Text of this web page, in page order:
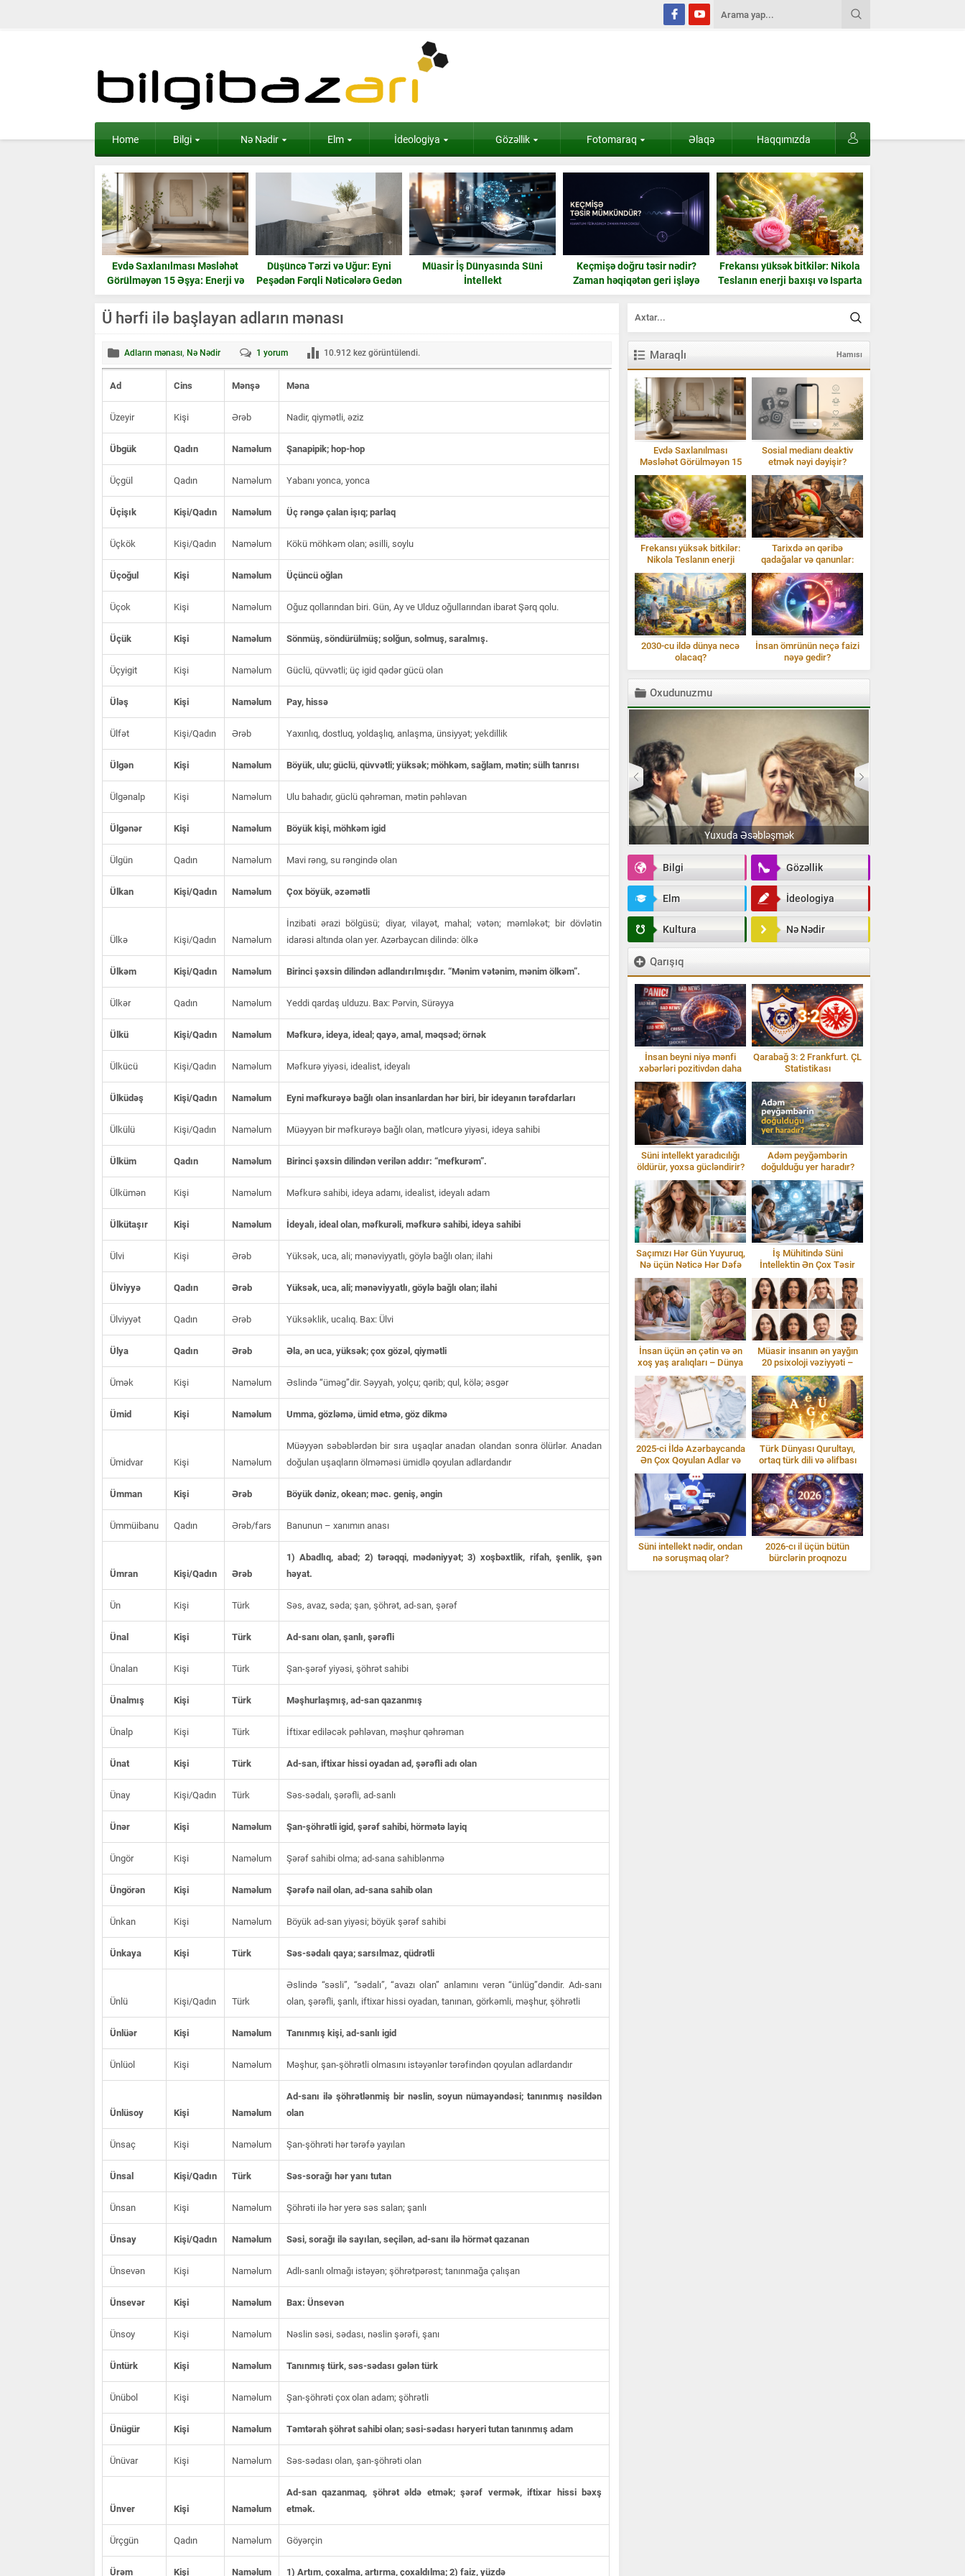
Home Bilgi Nə Nədir Elm İdeologiya Gözəllik Fotomaraq Əlaqə Haqqımızda
Evdə Saxlanılması Məsləhət
Görülməyən 15 Əşya: Enerji və
Düşüncə Tərzi və Uğur: Eyni
Peşədən Fərqli Nəticələrə Gedən
Müasir İş Dünyasında Süni
İntellekt
Keçmişə doğru təsir nədir?
Zaman həqiqətən geri işləyə
Frekansı yüksək bitkilər: Nikola
Teslanın enerji baxışı və Isparta
Ü hərfi ilə başlayan adların mənası
Adların mənası, Nə Nədir 1 yorum 10.912 kez görüntülendi.
Ad Cins Mənşə Məna
Üzeyir Kişi Ərəb Nadir, qiymətli, əziz
Übgük Qadın Naməlum Şanapipik; hop-hop
Üçgül Qadın Naməlum Yabanı yonca, yonca
Üçişık Kişi/Qadın Naməlum Üç rəngə çalan işıq; parlaq
Üçkök Kişi/Qadın Naməlum Kökü möhkəm olan; əsilli, soylu
Üçoğul Kişi Naməlum Üçüncü oğlan
Üçok Kişi Naməlum Oğuz qollarından biri. Gün, Ay ve Ulduz oğullarından ibarət Şərq qolu.
Üçük Kişi Naməlum Sönmüş, söndürülmüş; solğun, solmuş, saralmış.
Üçyigit Kişi Naməlum Güclü, qüvvətli; üç igid qədər gücü olan
Üləş Kişi Naməlum Pay, hissə
Ülfət Kişi/Qadın Ərəb Yaxınlıq, dostluq, yoldaşlıq, anlaşma, ünsiyyət; yekdillik
Ülgən Kişi Naməlum Böyük, ulu; güclü, qüvvətli; yüksək; möhkəm, sağlam, mətin; sülh tanrısı
Ülgənalp Kişi Naməlum Ulu bahadır, güclü qəhrəman, mətin pəhləvan
Ülgənər Kişi Naməlum Böyük kişi, möhkəm igid
Ülgün Qadın Naməlum Mavi rəng, su rəngində olan
Ülkan Kişi/Qadın Naməlum Çox böyük, əzəmətli
Ülkə Kişi/Qadın Naməlum
İnzibati ərazi bölgüsü; diyar, vilayət, mahal; vətən; məmləkət; bir dövlətin
idarəsi altında olan yer. Azərbaycan dilində: ölkə
Ülkəm Kişi/Qadın Naməlum Birinci şəxsin dilindən adlandırılmışdır. “Mənim vətənim, mənim ölkəm”.
Ülkər Qadın Naməlum Yeddi qardaş ulduzu. Bax: Pərvin, Sürəyya
Ülkü Kişi/Qadın Naməlum Məfkurə, ideya, ideal; qayə, amal, məqsəd; örnək
Ülkücü Kişi/Qadın Naməlum Məfkurə yiyəsi, idealist, ideyalı
Ülküdəş Kişi/Qadın Naməlum Eyni məfkurəyə bağlı olan insanlardan hər biri, bir ideyanın tərəfdarları
Ülkülü Kişi/Qadın Naməlum Müəyyən bir məfkurəyə bağlı olan, mətlcurə yiyəsi, ideya sahibi
Ülküm Qadın Naməlum Birinci şəxsin dilindən verilən addır: “mefkurəm”.
Ülkümən Kişi Naməlum Məfkurə sahibi, ideya adamı, idealist, ideyalı adam
Ülkütaşır Kişi Naməlum İdeyalı, ideal olan, məfkurəli, məfkurə sahibi, ideya sahibi
Ülvi Kişi Ərəb Yüksək, uca, ali; mənəviyyatlı, göylə bağlı olan; ilahi
Ülviyyə Qadın Ərəb Yüksək, uca, ali; mənəviyyatlı, göylə bağlı olan; ilahi
Ülviyyət Qadın Ərəb Yüksəklik, ucalıq. Bax: Ülvi
Ülya Qadın Ərəb Əla, ən uca, yüksək; çox gözəl, qiymətli
Ümək Kişi Naməlum Əslində “üməg”dir. Səyyah, yolçu; qərib; qul, kölə; əsgər
Ümid Kişi Naməlum Umma, gözləmə, ümid etmə, göz dikmə
Ümidvar Kişi Naməlum
Müəyyən səbəblərdən bir sıra uşaqlar anadan olandan sonra ölürlər. Anadan
doğulan uşaqların ölməməsi ümidlə qoyulan adlardandır
Ümman Kişi Ərəb Böyük dəniz, okean; məc. geniş, əngin
Ümmüibanu Qadın Ərəb/fars Banunun – xanımın anası
Ümran Kişi/Qadın Ərəb
1) Abadlıq, abad; 2) tərəqqi, mədəniyyət; 3) xoşbəxtlik, rifah, şenlik, şən
həyat.
Ün Kişi Türk Səs, avaz, səda; şan, şöhrət, ad-san, şərəf
Ünal Kişi Türk Ad-sanı olan, şanlı, şərəfli
Ünalan Kişi Türk Şan-şərəf yiyəsi, şöhrət sahibi
Ünalmış Kişi Türk Məşhurlaşmış, ad-san qazanmış
Ünalp Kişi Türk İftixar ediləcək pəhləvan, məşhur qəhrəman
Ünat Kişi Türk Ad-san, iftixar hissi oyadan ad, şərəfli adı olan
Ünay Kişi/Qadın Türk Səs-sədalı, şərəfli, ad-sanlı
Ünər Kişi Naməlum Şan-şöhrətli igid, şərəf sahibi, hörmətə layiq
Üngör Kişi Naməlum Şərəf sahibi olma; ad-sana sahiblənmə
Üngörən Kişi Naməlum Şərəfə nail olan, ad-sana sahib olan
Ünkan Kişi Naməlum Böyük ad-san yiyəsi; böyük şərəf sahibi
Ünkaya Kişi Türk Səs-sədalı qaya; sarsılmaz, qüdrətli
Ünlü Kişi/Qadın Türk
Əslində “səsli”, “sədalı”, “avazı olan” anlamını verən “ünlüg”dəndir. Adı-sanı
olan, şərəfli, şanlı, iftixar hissi oyadan, tanınan, görkəmli, məşhur, şöhrətli
Ünlüər Kişi Naməlum Tanınmış kişi, ad-sanlı igid
Ünlüol Kişi Naməlum Məşhur, şan-şöhrətli olmasını istəyənlər tərəfindən qoyulan adlardandır
Ünlüsoy Kişi Naməlum
Ad-sanı ilə şöhrətlənmiş bir nəslin, soyun nümayəndəsi; tanınmış nəsildən
olan
Ünsaç Kişi Naməlum Şan-şöhrəti hər tərəfə yayılan
Ünsal Kişi/Qadın Türk Səs-sorağı hər yanı tutan
Ünsan Kişi Naməlum Şöhrəti ilə hər yerə səs salan; şanlı
Ünsay Kişi/Qadın Naməlum Səsi, sorağı ilə sayılan, seçilən, ad-sanı ilə hörmət qazanan
Ünsevən Kişi Naməlum Adlı-sanlı olmağı istəyən; şöhrətpərəst; tanınmağa çalışan
Ünsevər Kişi Naməlum Bax: Ünsevən
Ünsoy Kişi Naməlum Nəslin səsi, sədası, nəslin şərəfi, şanı
Üntürk Kişi Naməlum Tanınmış türk, səs-sədası gələn türk
Ünübol Kişi Naməlum Şan-şöhrəti çox olan adam; şöhrətli
Ünügür Kişi Naməlum Təmtərah şöhrət sahibi olan; səsi-sədası həryeri tutan tanınmış adam
Ünüvar Kişi Naməlum Səs-sədası olan, şan-şöhrəti olan
Ünver Kişi Naməlum
Ad-san qazanmaq, şöhrət əldə etmək; şərəf vermək, iftixar hissi bəxş
etmək.
Ürçgün Qadın Naməlum Göyərçin
Ürəm Kişi Naməlum 1) Artım, çoxalma, artırma, çoxaldılma; 2) faiz, yüzdə
Maraqlı Hamısı
Evdə Saxlanılması
Məsləhət Görülməyən 15
Əşya: Enerji və Ruzi
Sosial medianı deaktiv
etmək nəyi dəyişir?
Frekansı yüksək bitkilər:
Nikola Teslanın enerji
baxışı və Isparta gülü
Tarixdə ən qəribə
qadağalar və qanunlar:
Təəccübləndirən faktlar
2030-cu ildə dünya necə
olacaq?
İnsan ömrünün neçə faizi
nəyə gedir?
Oxudunuzmu
Yuxuda Əsəbləşmək
Bilgi Gözəllik
Elm İdeologiya
Kultura Nə Nədir
Qarışıq
İnsan beyni niyə mənfi
xəbərləri pozitivdən daha
tez qəbul edir?
Qarabağ 3: 2 Frankfurt. ÇL
Statistikası
Süni intellekt yaradıcılığı
öldürür, yoxsa gücləndirir?
Adəm peyğəmbərin
doğulduğu yer haradır?
İddialar və sübutlar
Saçımızı Hər Gün Yuyuruq,
Nə üçün Nəticə Hər Dəfə
Fərqli Olur?
İş Mühitində Süni
İntellektin Ən Çox Təsir
Etdiyi 10 Peşə
İnsan üçün ən çətin və ən
xoş yaş aralıqları – Dünya
statistikası
Müasir insanın ən yayğın
20 psixoloji vəziyyəti –
izahlarla
2025-ci İldə Azərbaycanda
Ən Çox Qoyulan Adlar və
İzahı
Türk Dünyası Qurultayı,
ortaq türk dili və əlifbası
Süni intellekt nədir, ondan
nə soruşmaq olar?
Gündəlik istifadə
2026-cı il üçün bütün
bürclərin proqnozu